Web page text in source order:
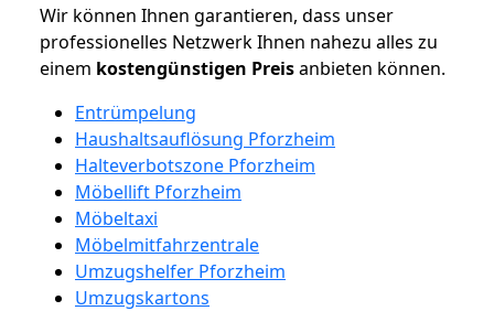
Wir können Ihnen garantieren, dass unser
professionelles Netzwerk Ihnen nahezu alles zu
einem kostengünstigen Preisanbieten können.
Entrümpelung
Haushaltsauflösung Pforzheim
Halteverbotszone Pforzheim
Möbellift Pforzheim
Möbeltaxi
Möbelmitfahrzentrale
Umzugshelfer Pforzheim
Umzugskartons